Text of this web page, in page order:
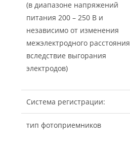
(в диапазоне напряжений
питания 200 – 250 В и
независимо от изменения
межэлектродного расстояния
вследствие выгорания
электродов)
Система регистрации:
тип фотоприемников